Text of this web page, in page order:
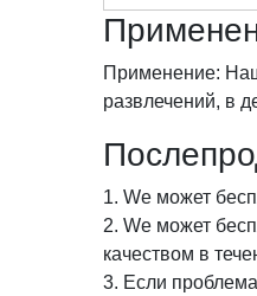
Применение:
развлечений, в
1. We может
2. We может
качеством в
3. Если